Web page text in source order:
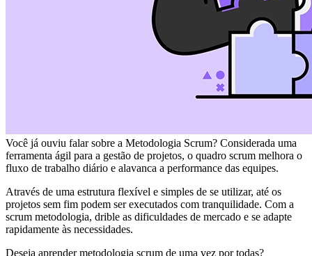
Você já ouviu falar sobre a Metodologia Scrum? Considerada uma
ferramenta ágil para a gestão de projetos, o quadro scrum melhora o
fluxo de trabalho diário e alavanca a performance das equipes.
Através de uma estrutura flexível e simples de se utilizar, até os
projetos sem fim podem ser executados com tranquilidade. Com a
scrum metodologia, drible as dificuldades de mercado e se adapte
rapidamente às necessidades.
Deseja aprender metodologia scrum de uma vez por todas?